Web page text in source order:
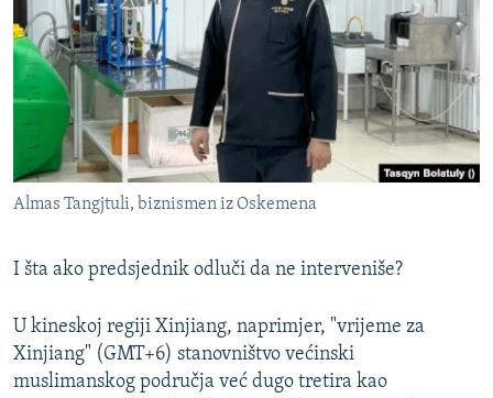
Almas Tangjtuli, biznismen iz Oskemena
I šta ako predsjednik odluči da ne interveniše?
U kineskoj regiji Xinjiang, naprimjer, "vrijeme za
Xinjiang" (GMT+6) stanovništvo većinski
muslimanskog područja već dugo tretira kao